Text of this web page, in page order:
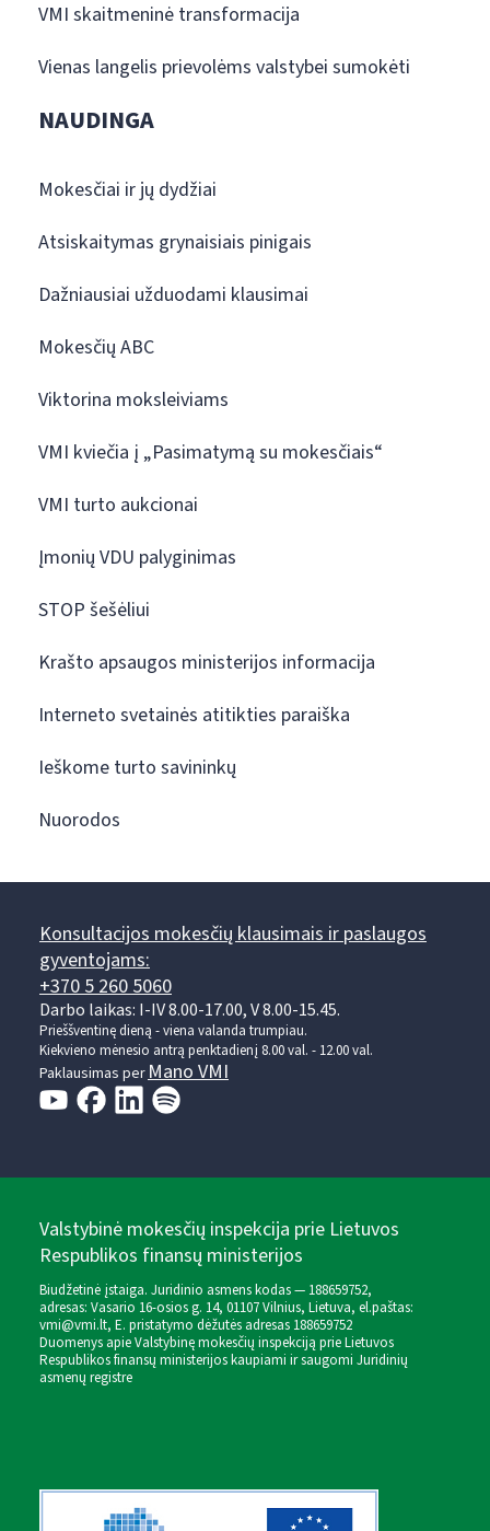
VMI skaitmeninė transformacija
Vienas langelis prievolėms valstybei sumokėti
NAUDINGA
Mokesčiai ir jų dydžiai
Atsiskaitymas grynaisiais pinigais
Dažniausiai užduodami klausimai
Mokesčių ABC
Viktorina moksleiviams
VMI kviečia į „Pasimatymą su mokesčiais“
VMI turto aukcionai
Įmonių VDU palyginimas
STOP šešėliui
Krašto apsaugos ministerijos informacija
Interneto svetainės atitikties paraiška
Ieškome turto savininkų
Nuorodos
Konsultacijos mokesčių klausimais ir paslaugos
gyventojams:
+370 5 260 5060
Darbo laikas: I-IV 8.00-17.00, V 8.00-15.45.
Prieššventinę dieną - viena valanda trumpiau.
Kiekvieno mėnesio antrą penktadienį 8.00 val. - 12.00 val.
Paklausimas perMano VMI
Valstybinė mokesčių inspekcija prie Lietuvos
Respublikos finansų ministerijos
Biudžetinė įstaiga. Juridinio asmens kodas — 188659752,
adresas: Vasario 16-osios g. 14, 01107 Vilnius, Lietuva, el.paštas:
vmi@vmi.lt, E. pristatymo dėžutės adresas 188659752
Duomenys apie Valstybinę mokesčių inspekciją prie Lietuvos
Respublikos finansų ministerijos kaupiami ir saugomi Juridinių
asmenų registre